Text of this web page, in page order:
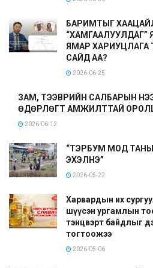
БАРИМТЫГ
“ХАМГААЛУУЛДАГ”
ЯМАР ХАРИУЦЛАГА
САЙД АА?
2026-06-25
ЗАМ, ТЭЭВРИЙН САЛБАРЫН
ӨДӨРЛӨГТ АМЖИЛТТАЙ
2026-06-12
“ТЭРБУМ МОД
ЭХЭЛНЭ”
2026-05-22
Харвардын их
шүүсэн ургамлын
тэнцвэрт байдлыг
тогтоожээ
2026-05-06